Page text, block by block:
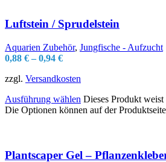
Luftstein / Sprudelstein
Aquarien Zubehör, Jungfische - Aufzucht
0,88 €–0,94 €
zzgl. Versandkosten
Ausführung wählen Dieses Produkt weist
Die Optionen können auf der
Plantscaper Gel –